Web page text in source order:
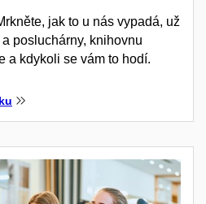
jak to u nás vypadá, už
posluchárny, knihovnu
a kdykoli se vám to hodí.